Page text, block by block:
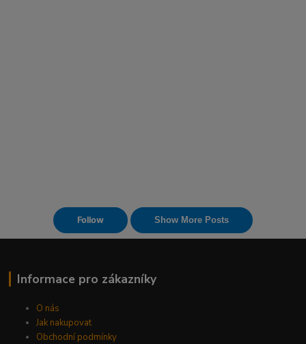
Informace pro zákazníky
O nás
Jak nakupovat
Obchodní podmínky